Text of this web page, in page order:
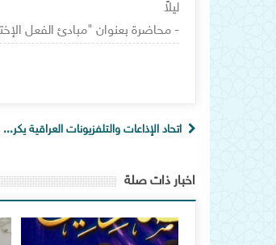
ليلاً
- محاضرة بعنوان "مبادئ الفعل
اتحاد الإذاعات والتلفزيونات العراقية يكر...
اخبار ذات صلة